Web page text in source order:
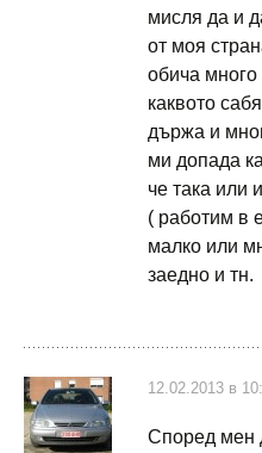
мисля да и
от моя
обича много
каквото
държа и
ми допада
че така или
( работим в
малко или
заедно и тн.
12.02.2013 в
Според мен